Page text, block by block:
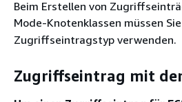
Beim Erstellen von
Mode-Knotenklassen müssen
Zugriffseintragstyp verwenden.
Zugriffseintrag mit